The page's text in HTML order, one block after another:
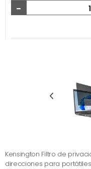
-
Kensington Filtro de
direcciones para